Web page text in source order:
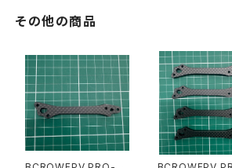
その他の商品